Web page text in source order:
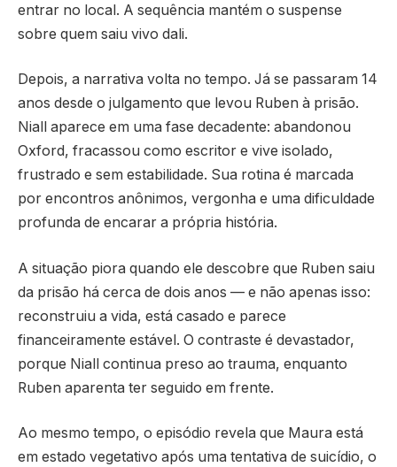
entrar no local. A sequência mantém o suspense
sobre quem saiu vivo dali.
Depois, a narrativa volta no tempo. Já se passaram 14
anos desde o julgamento que levou Ruben à prisão.
Niall aparece em uma fase decadente: abandonou
Oxford, fracassou como escritor e vive isolado,
frustrado e sem estabilidade. Sua rotina é marcada
por encontros anônimos, vergonha e uma dificuldade
profunda de encarar a própria história.
A situação piora quando ele descobre que Ruben saiu
da prisão há cerca de dois anos — e não apenas isso:
reconstruiu a vida, está casado e parece
financeiramente estável. O contraste é devastador,
porque Niall continua preso ao trauma, enquanto
Ruben aparenta ter seguido em frente.
Ao mesmo tempo, o episódio revela que Maura está
em estado vegetativo após uma tentativa de suicídio, o